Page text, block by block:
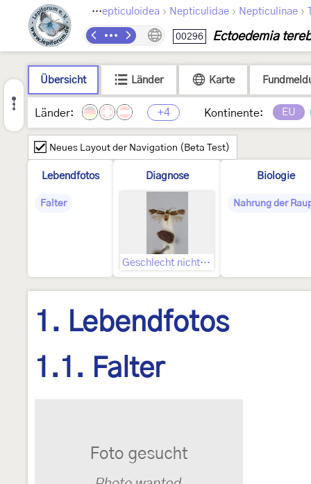
Lepidoptera › Nepticuloidea › Nepticulidae › Nepticulinae ›
00296 Ectoedemia
Übersicht Länder Karte
Länder: +4 Kontinente: EU
Neues Layout der Navigation (Beta Test)
Lebendfotos
Falter
Diagnose
Geschlecht nicht bestimmt
Biologie
Nahrung der
1. Lebendfotos
1.1. Falter